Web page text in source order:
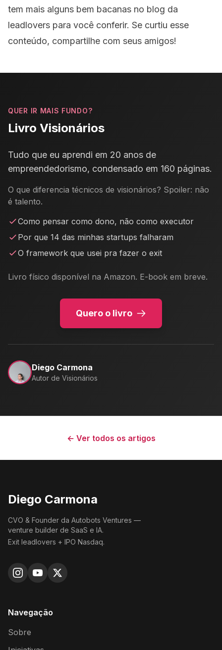
tem mais alguns bem bacanas no blog da
leadlovers para você conferir. Se curtiu esse
conteúdo, compartilhe com seus amigos!
QUER IR MAIS FUNDO?
Livro Visionários
Tudo que eu aprendi em 20 anos de
empreendedorismo, condensado em 160 páginas.
O que diferencia técnicos de visionários? Spoiler: não
é talento.
Como pensar como dono, não como executor
Por que 14 das minhas startups falharam
O framework que usei pra fazer o exit
Livro físico disponível na Amazon. E-book em breve.
Quero o livro
Diego Carmona
Autor de Visionários
← Ver todos os artigos
Diego Carmona
CVO & Founder da Autobots Ventures —
venture builder de SaaS e IA.
Exit leadlovers + IPO Nasdaq.
Navegação
Sobre